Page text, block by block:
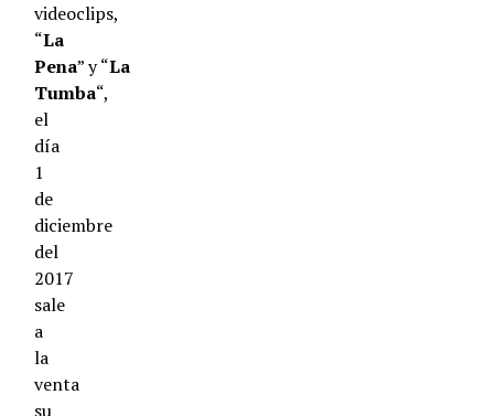
videoclips,
“La
Pena” y “La
Tumba“,
el
día
1
de
diciembre
del
2017
sale
a
la
venta
su